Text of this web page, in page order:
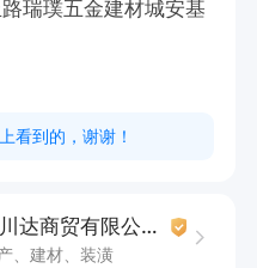
丘路瑞璞五金建材城安基
海韵世纪公园D区东门口
系，了解客户需求，
上看到的，谢谢！
盛大陶瓷（濮阳睿川达商贸有限公司）
、建材、装潢